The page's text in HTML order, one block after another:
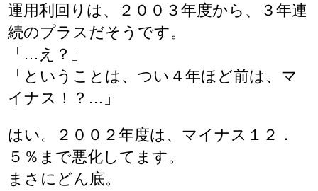
運用利回りは、２００３年度から、３年連
続のプラスだそうです。
「…え？」
「ということは、つい４年ほど前は、マ
イナス！？…」
はい。２００２年度は、マイナス１２．
５％まで悪化してます。
まさにどん底。